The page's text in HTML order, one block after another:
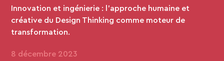
Innovation et ingénierie : l’approche humaine et
créative du Design Thinking comme moteur de
transformation.
8 décembre 2023